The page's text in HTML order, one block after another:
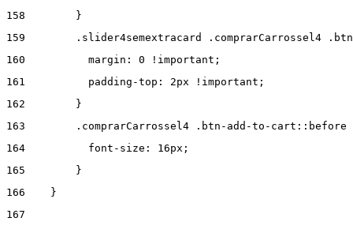
158
        }
159
.slider4semextracard .comprarCarrossel4
160
          margin: 0 !important;
161
          padding-top: 2px !important;
162
        }
163
.comprarCarrossel4 .btn-add-to-
164
          font-size: 16px;
165
        }
166
    }
167